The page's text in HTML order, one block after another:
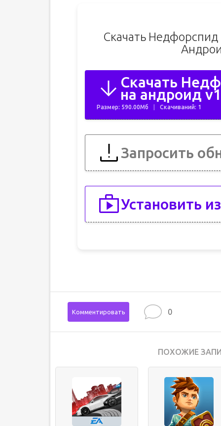
Скачать
Скачать
на андроид
Размер: 590.00Мб Скачиваний: 1
Запросить
Установить
Комментировать 0
ПОХОЖИЕ